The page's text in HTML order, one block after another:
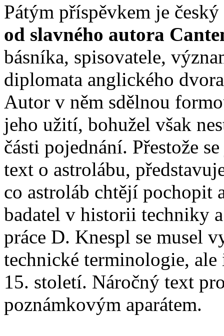
Pátým příspěvkem je
od slavného autora
básníka, spisovatele,
diplomata anglického
Autor v něm sdělnou
jeho užití, bohužel však
části pojednání. Přestože
text o astrolábu,
co astroláb chtějí pochopit
badatel v historii techniky
práce D. Knespl se musel
technické terminologie,
15. století. Náročný text
poznámkovým aparátem.